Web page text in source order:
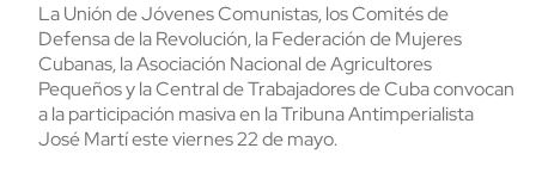
La Unión de Jóvenes Comunistas, los Comités de
Defensa de la Revolución, la Federación de Mujeres
Cubanas, la Asociación Nacional de Agricultores
Pequeños y la Central de Trabajadores de Cuba convocan
a la participación masiva en la Tribuna Antimperialista
José Martí este viernes 22 de mayo.